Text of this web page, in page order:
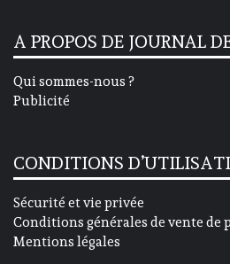
A PROPOS DE JOURNAL
Qui sommes-nous ?
Publicité
CONDITIONS
Sécurité et vie privée
Conditions générales de vente de
Mentions légales